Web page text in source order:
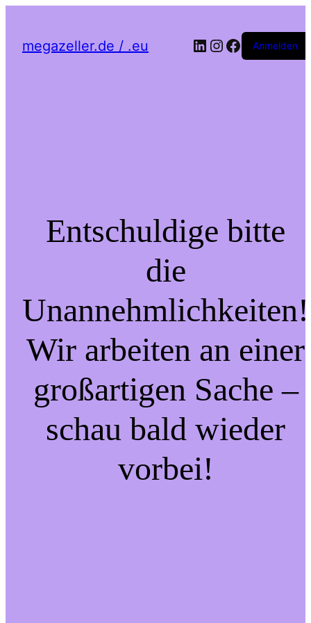
megazeller.de / .eu LinkedIn
Instagram
Facebook
Anmelden
Entschuldige bitte
die
Unannehmlichkeiten!
Wir arbeiten an einer
großartigen Sache –
schau bald wieder
vorbei!